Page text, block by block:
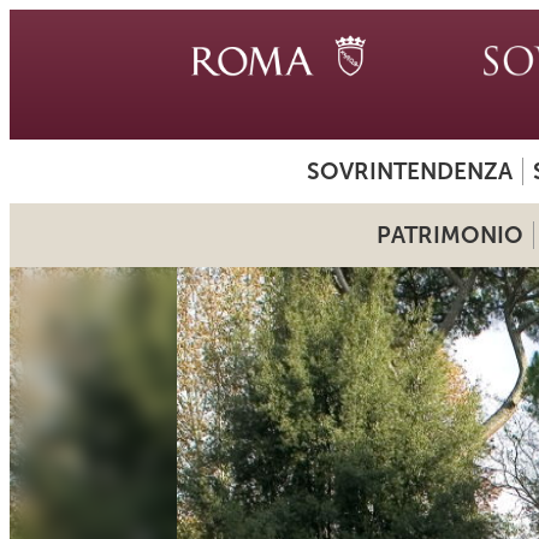
SOVRINTENDENZA
PATRIMONIO